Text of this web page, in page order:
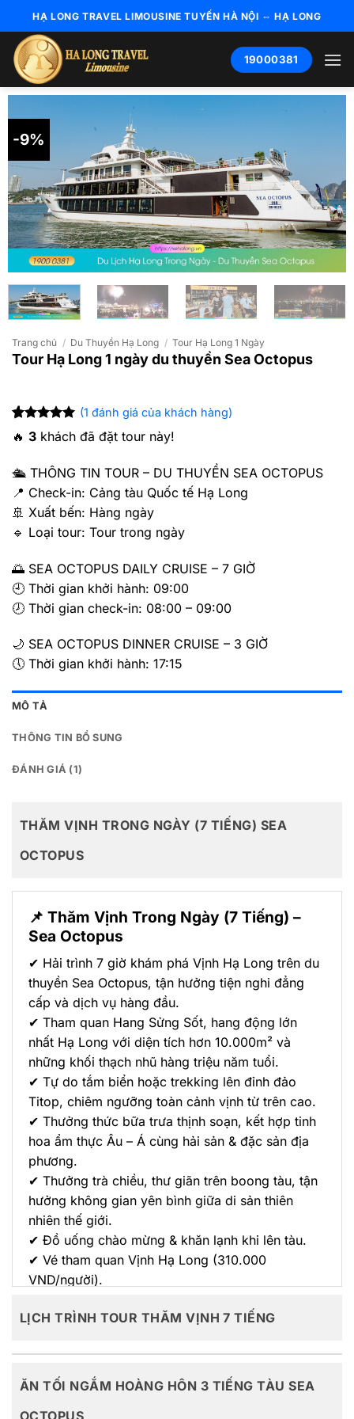
qua
nội
dung
HẠ LONG TRAVEL LIMOUSINE TUYẾN HÀ NỘI ⇔ HẠ LONG
19000381
-9%
Trang chủ / Du Thuyền Hạ Long / Tour Hạ Long 1 Ngày
Tour Hạ Long 1 ngày du thuyền Sea Octopus
5trên 5
dựa trên
1
(1 đánh giá của khách hàng)
🔥 3 khách đã đặt tour này!
🛳 THÔNG TIN TOUR – DU THUYỀN SEA OCTOPUS
📍 Check-in: Cảng tàu Quốc tế Hạ Long
🚢 Xuất bến: Hàng ngày
🔹 Loại tour: Tour trong ngày
🌅 SEA OCTOPUS DAILY CRUISE – 7 GIỜ
🕘 Thời gian khởi hành: 09:00
🕗 Thời gian check-in: 08:00 – 09:00
🌙 SEA OCTOPUS DINNER CRUISE – 3 GIỜ
🕔 Thời gian khởi hành: 17:15
MÔ TẢ
THÔNG TIN BỔ SUNG
ĐÁNH GIÁ (1)
THĂM VỊNH TRONG NGÀY (7 TIẾNG) SEA
OCTOPUS
📌 Thăm Vịnh Trong Ngày (7 Tiếng) –
Sea Octopus
✔ Hải trình 7 giờ khám phá Vịnh Hạ Long trên du
thuyền Sea Octopus, tận hưởng tiện nghi đẳng
cấp và dịch vụ hàng đầu.
✔ Tham quan Hang Sửng Sốt, hang động lớn
nhất Hạ Long với diện tích hơn 10.000m² và
những khối thạch nhũ hàng triệu năm tuổi.
✔ Tự do tắm biển hoặc trekking lên đỉnh đảo
Titop, chiêm ngưỡng toàn cảnh vịnh từ trên cao.
✔ Thưởng thức bữa trưa thịnh soạn, kết hợp tinh
hoa ẩm thực Âu – Á cùng hải sản & đặc sản địa
phương.
✔ Thưởng trà chiều, thư giãn trên boong tàu, tận
hưởng không gian yên bình giữa di sản thiên
nhiên thế giới.
✔ Đồ uống chào mừng & khăn lạnh khi lên tàu.
✔ Vé tham quan Vịnh Hạ Long (310.000
VND/người).
LỊCH TRÌNH TOUR THĂM VỊNH 7 TIẾNG
🚢 7H SEA OCTUPUS CRUISE – NỘI
DUNG CHƯƠNG TRÌNH
ĂN TỐI NGẮM HOÀNG HÔN 3 TIẾNG TÀU SEA